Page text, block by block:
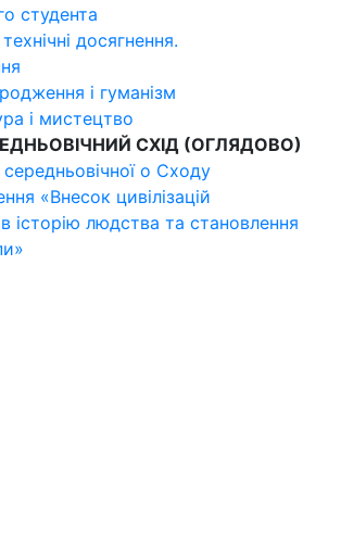
студента
досягнення.
і гуманізм
і мистецтво
СХІД (ОГЛЯДОВО)
о Сходу
«Внесок цивілізацій
історію людства та становлення